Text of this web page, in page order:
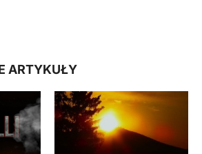
ARTYKUŁY